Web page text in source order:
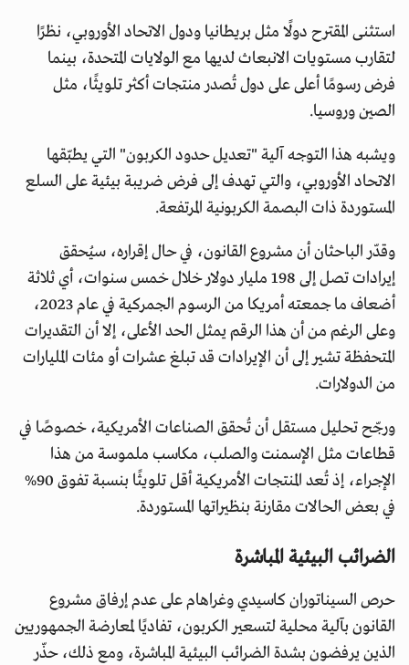
استثنى المقترح دولًا مثل بريطانيا ودول الاتحاد الأوروبي، نظرًا
لتقارب مستويات الانبعاث لديها مع الولايات المتحدة، بينما
فرض رسومًا أعلى على دول تُصدر منتجات أكثر تلويثًا، مثل
الصين وروسيا.
ويشبه هذا التوجه آلية "تعديل حدود الكربون" التي يطبّقها
الاتحاد الأوروبي، والتي تهدف إلى فرض ضريبة بيئية على السلع
المستوردة ذات البصمة الكربونية المرتفعة.
وقدّر الباحثان أن مشروع القانون، في حال إقراره، سيُحقق
إيرادات تصل إلى 198 مليار دولار خلال خمس سنوات، أي ثلاثة
أضعاف ما جمعته أمريكا من الرسوم الجمركية في عام 2023،
وعلى الرغم من أن هذا الرقم يمثل الحد الأعلى، إلا أن التقديرات
المتحفظة تشير إلى أن الإيرادات قد تبلغ عشرات أو مئات المليارات
من الدولارات.
ورجّح تحليل مستقل أن تُحقق الصناعات الأمريكية، خصوصًا في
قطاعات مثل الإسمنت والصلب، مكاسب ملموسة من هذا
الإجراء، إذ تُعد المنتجات الأمريكية أقل تلويثًا بنسبة تفوق 90%
في بعض الحالات مقارنة بنظيراتها المستوردة.
الضرائب البيئية المباشرة
حرص السيناتوران كاسيدي وغراهام على عدم إرفاق مشروع
القانون بآلية محلية لتسعير الكربون، تفاديًا لمعارضة الجمهوريين
الذين يرفضون بشدة الضرائب البيئية المباشرة، ومع ذلك، حذّر